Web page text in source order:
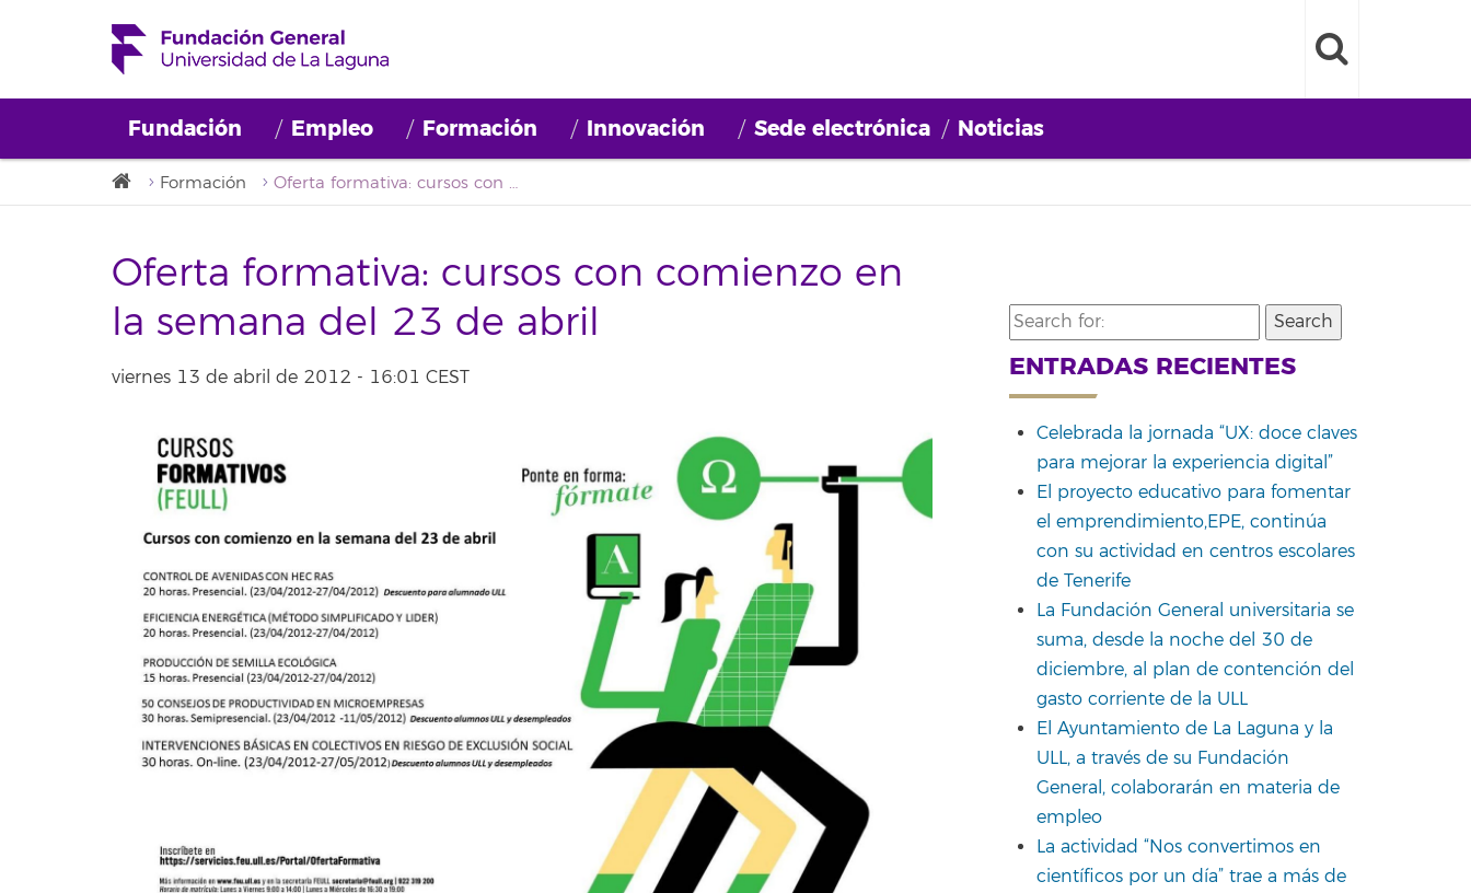
Fundación Empleo Formación Innovación Sede electrónica Noticias
Formación Oferta formativa: cursos con comienzo en la semana del 23 de abril
Oferta formativa: cursos con comienzo en
la semana del 23 de abril
viernes 13 de abril de 2012 - 16:01 CEST
Search
for:
ENTRADAS RECIENTES
Celebrada la jornada “UX: doce claves
para mejorar la experiencia digital”
El proyecto educativo para fomentar
el emprendimiento,EPE, continúa
con su actividad en centros escolares
de Tenerife
La Fundación General universitaria se
suma, desde la noche del 30 de
diciembre, al plan de contención del
gasto corriente de la ULL
El Ayuntamiento de La Laguna y la
ULL, a través de su Fundación
General, colaborarán en materia de
empleo
La actividad “Nos convertimos en
científicos por un día” trae a más de